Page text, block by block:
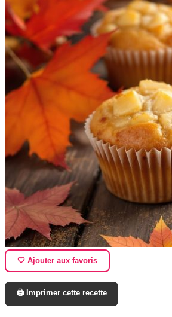
🤍 Ajouter aux favoris
🖨️ Imprimer cette recette